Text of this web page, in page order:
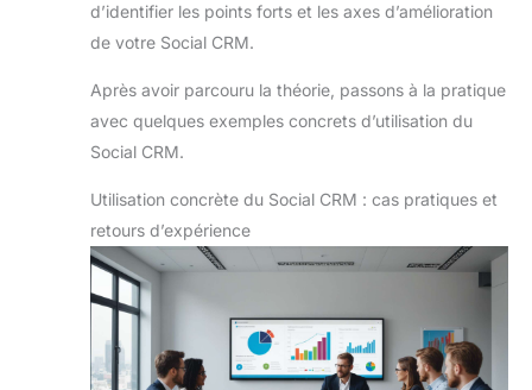
d’identifier les points forts et les axes d’amélioration
de votre Social CRM.
Après avoir parcouru la théorie, passons à la pratique
avec quelques exemples concrets d’utilisation du
Social CRM.
Utilisation concrète du Social CRM : cas pratiques et
retours d’expérience